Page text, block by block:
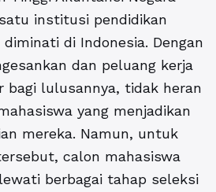
institusi pendidikan
di Indonesia. Dengan
dan peluang kerja
bagi lulusannya, tidak heran
yang menjadikan
mereka. Namun, untuk
calon mahasiswa
berbagai tahap seleksi